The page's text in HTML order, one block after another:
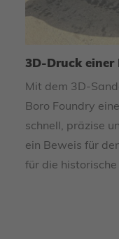
3D-Druck
Mit dem 3D-
Boro Foundry
schnell, präzise
ein Beweis für
für die historische